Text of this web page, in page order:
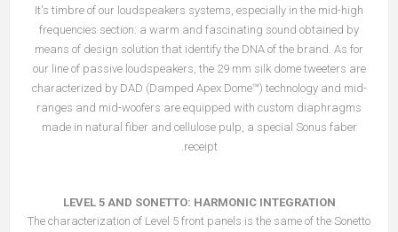
It's timbre of our loudspeakers systems, especially in the mid-high
frequencies section: a warm and fascinating sound obtained by
means of design solution that identify the DNA of the brand. As for
our line of passive loudspeakers, the 29 mm silk dome tweeters are
characterized by DAD (Damped Apex Dome™) technology and mid-
ranges and mid-woofers are equipped with custom diaphragms
made in natural fiber and cellulose pulp, a special Sonus faber
receipt.
LEVEL 5 AND SONETTO: HARMONIC INTEGRATION
The characterization of Level 5 front panels is the same of the Sonetto